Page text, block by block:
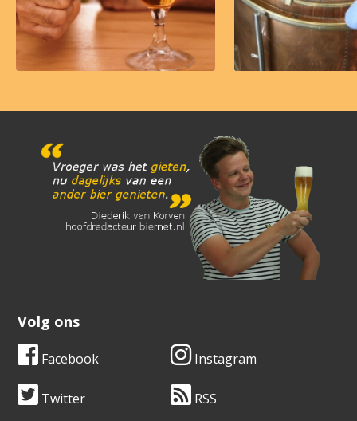
Volg ons
Facebook Instagram
Twitter RSS